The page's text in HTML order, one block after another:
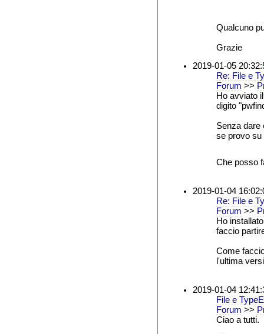
Qualcuno
Grazie
2019-01-05
Re: File e
Forum >>
Ho avviato
digito
Senza dare
se provo su
Che posso
2019-01-04
Re: File e
Forum >>
Ho
faccio
Come
l'ultima
2019-01-04
File e
Forum >>
Ciao a tutti.